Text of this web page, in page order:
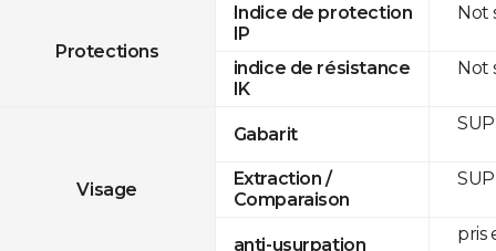
Protections
Indice de protection
IP
indice de résistance
IK
Visage
Gabarit
Extraction /
Comparaison
anti-usurpation
Not
Not
pris